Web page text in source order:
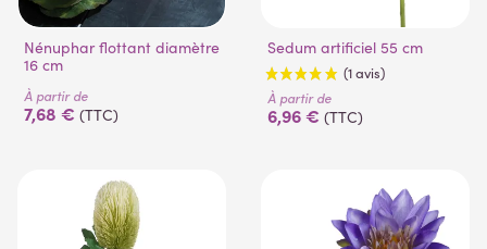
Nénuphar flottant diamètre
16 cm
À partir de
7,68 € (TTC)
Sedum artificiel 55 cm
À partir de
6,96 € (TTC)